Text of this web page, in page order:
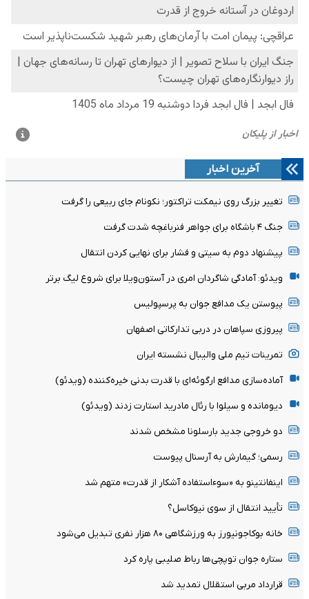
آخرین اخبار
تغییر بزرگ روی نیمکت تراکتور؛ نکونام جای ربیعی را گرفت
جنگ ۴ باشگاه برای جواهر فنرباغچه شدت گرفت
پیشنهاد دوم به سیتی و فشار برای نهایی کردن انتقال
ویدئو: آمادگی شاگردان امری در آستون‌ویلا برای شروع لیگ برتر
پیوستن یک مدافع جوان به پرسپولیس
پیروزی سپاهان در دربی تدارکاتی اصفهان
تمرینات تیم ملی والیبال نشسته ایران
آماده‌سازی مدافع ارگوئه‌ای با قدرت بدنی خیره‌کننده (ویدئو)
دیومانده و سیلوا با رئال مادرید استارت زدند (ویدئو)
دو خروجی جدید بارسلونا مشخص شدند
رسمی؛ گیمارش به آرسنال پیوست
اینفانتینو به «سوءاستفاده آشکار از قدرت» متهم شد
تأیید انتقال از سوی نیوکاسل؟
خانه بوکاجونیورز به ورزشگاهی ۸۰ هزار نفری تبدیل می‌شود
ستاره جوان توپچی‌ها رباط صلیبی پاره کرد
قرارداد مربی استقلال تمدید شد